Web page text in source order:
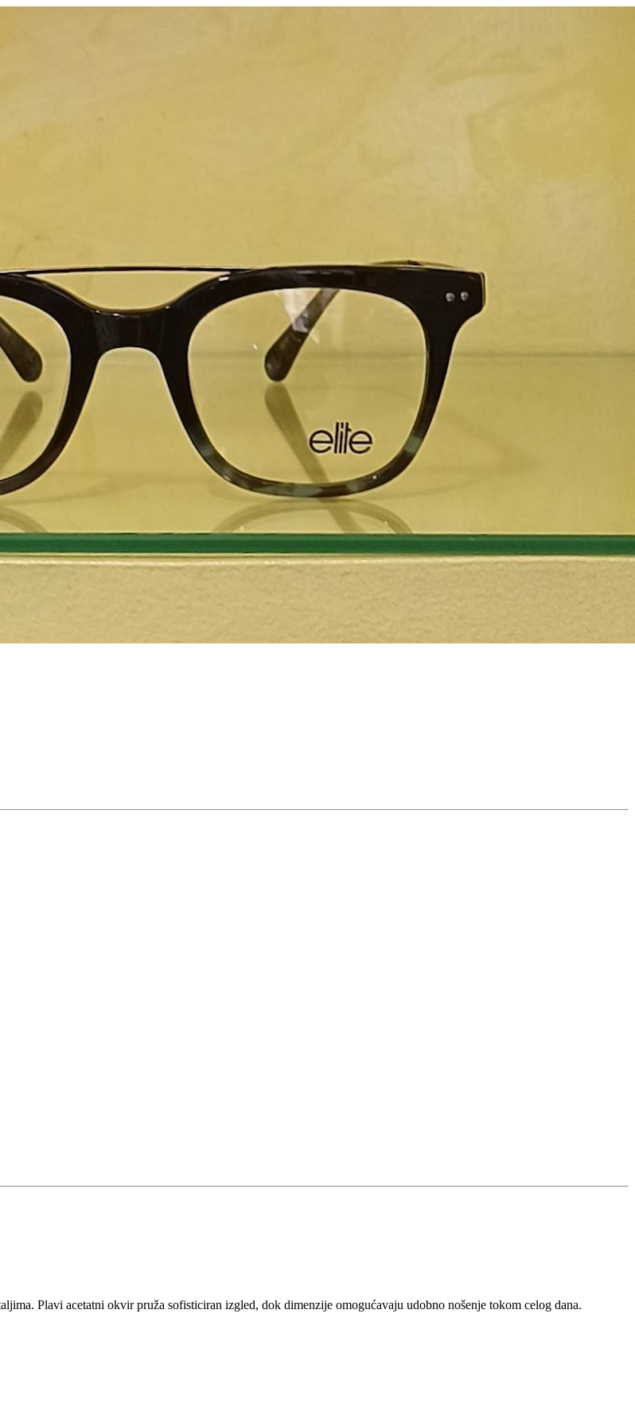
Plavi acetatni okvir pruža sofisticiran izgled, dok dimenzije omogućavaju udobno nošenje tokom celog dana.